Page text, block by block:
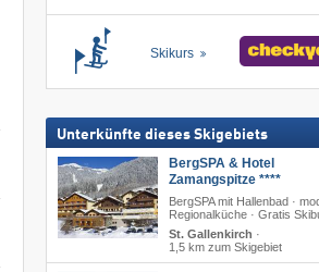
Skikurs
Unterkünfte dieses Skigebiets
BergSPA & Hotel
Zamangspitze ****
BergSPA mit Hallenbad ·
Regionalküche · Gratis
St. Gallenkirch ·
1,5 km zum Skigebiet